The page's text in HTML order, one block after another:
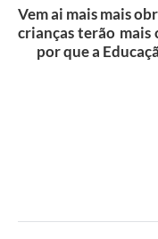
Vem ai mais mais
crianças terão mais
por que a